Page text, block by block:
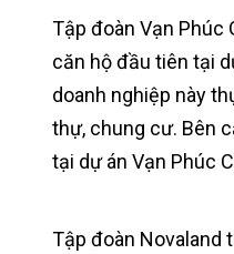
Tập đoàn Vạn Phúc
căn hộ đầu tiên tại
doanh nghiệp này
thự, chung cư. Bên
tại dự án Vạn Phúc
Tập đoàn Novaland